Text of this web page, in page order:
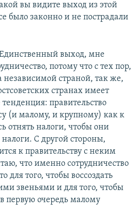
вы видите выход из этой
было законно и не пострадали
выход, мне
потому что с тех пор,
независимой страной, так же,
странах имеет
правительство
(и малому, и крупному) как к
отнять налоги, чтобы они
С другой стороны,
к правительству с неким
что именно сотрудничество
для того, чтобы воссоздать
звеньями и для того, чтобы
первую очередь малому